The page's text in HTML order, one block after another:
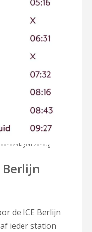
en zondag.
de ICE Berlijn
ieder station